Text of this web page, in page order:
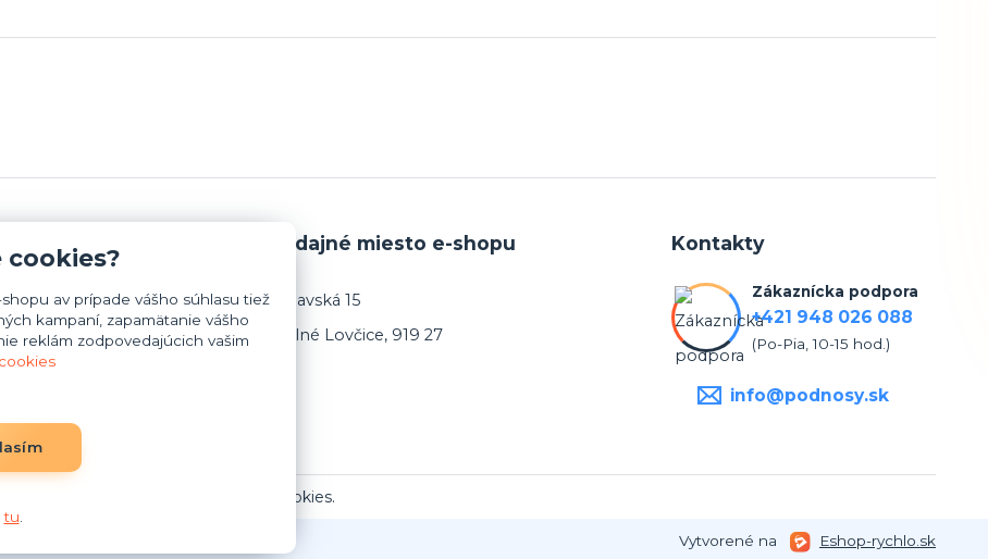
platby a dopravy Výdajné miesto e-shopu
Trnavská 15
Dolné Lovčice, 919 27
Kontakty
Zákaznícka podpora
+421 948 026 088
(Po-Pia, 10-15 hod.)
info@podnosy.sk
Upraviť zber cookies.
Vytvorené na Eshop-rychlo.sk
cookies?
av prípade vášho súhlasu tiež
kampaní, zapamätanie vášho
reklám zodpovedajúcich vašim
tu